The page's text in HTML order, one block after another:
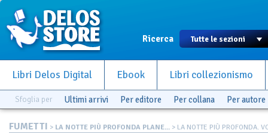
Ricerca
Libri Delos Digital Ebook Libri collezionismo
Sfoglia per Ultimi arrivi Per editore Per collana Per autore
FUMETTI > LA NOTTE PIÙ PROFONDA PLANE... > LA NOTTE PIÙ PROFONDA.